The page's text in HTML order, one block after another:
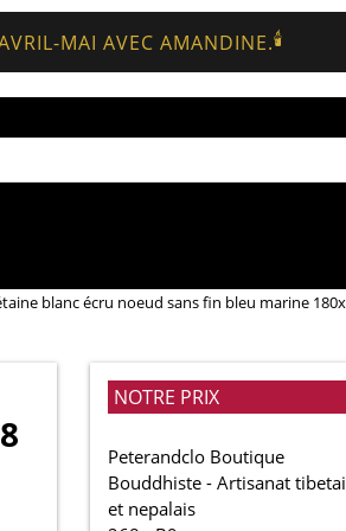
MAI AVEC AMANDINE.🕯️
blanc écru noeud sans fin bleu marine
NOTRE PRIX
Peterandclo Boutique
Bouddhiste - Artisanat
et nepalais